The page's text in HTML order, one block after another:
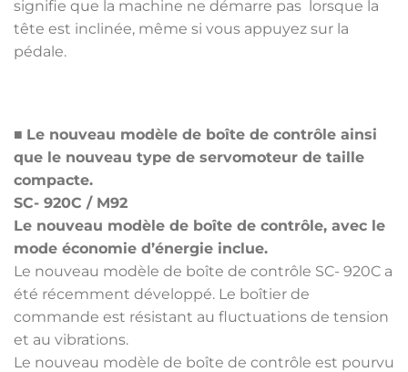
signifie que la machine ne démarre pas lorsque la
tête est inclinée, même si vous appuyez sur la
pédale.
■ Le nouveau modèle de boîte de contrôle ainsi
que le nouveau type de servomoteur de taille
compacte.
SC- 920C / M92
Le nouveau modèle de boîte de contrôle, avec le
mode économie d’énergie inclue.
Le nouveau modèle de boîte de contrôle SC- 920C a
été récemment développé. Le boîtier de
commande est résistant au fluctuations de tension
et au vibrations.
Le nouveau modèle de boîte de contrôle est pourvu